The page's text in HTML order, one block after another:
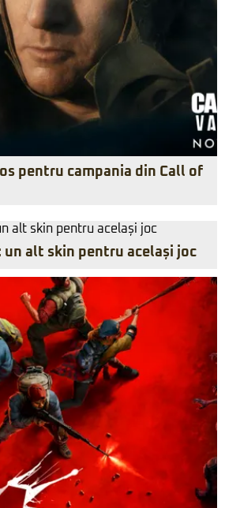
pentru campania din Call of
un alt skin pentru același joc